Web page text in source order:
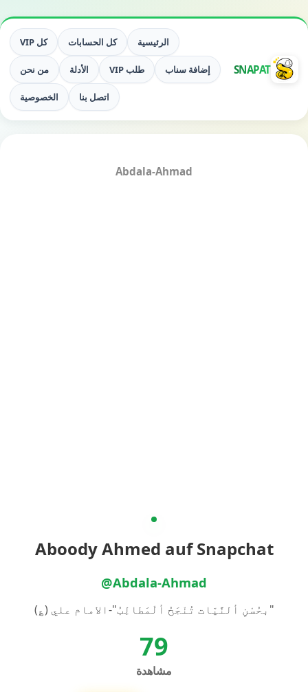
SNAPAT
الرئيسية كل الحسابات كل VIP
إضافة سناب طلب VIP الأدلة من نحن
اتصل بنا الخصوصية
Abdala-Ahmad
Aboody Ahmed auf Snapchat
@Abdala-Ahmad
"بحُسْنِ ألنَّيّات تُنْجَحُ ألْمَطالِبُ"-الامام علي (؏)
79
مشاهدة